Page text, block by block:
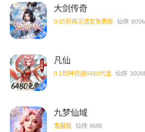
大剑传奇
0.05折再见道友免费版 仙侠
凡仙
0.1封神日送6480代金 仙侠
九梦仙域
鬼服版 仙侠 8MB